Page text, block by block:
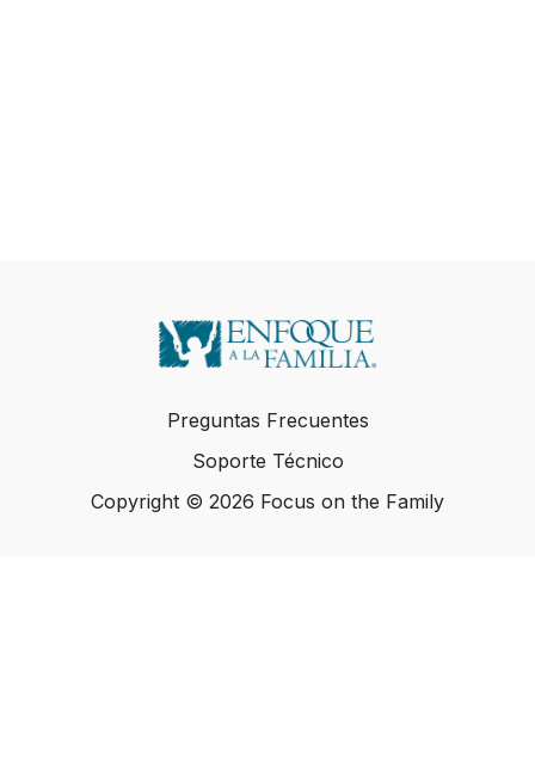
Preguntas Frecuentes
Soporte Técnico
Copyright © 2026 Focus on the Family